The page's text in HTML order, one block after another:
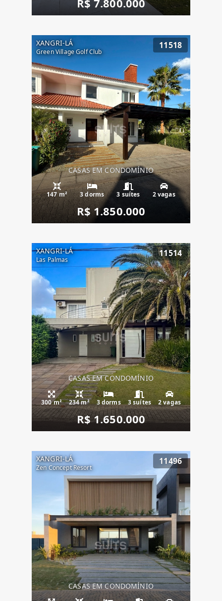
XANGRI-LÁ
Green Village Golf Club
11518
CASAS EM CONDOMÍNIO
147 m² 3 dorms 3 suítes 2 vagas
R$ 1.850.000
XANGRI-LÁ
Las Palmas
11514
CASAS EM CONDOMÍNIO
300 m² 234 m² 3 dorms 3 suítes 2 vagas
R$ 1.650.000
XANGRI-LÁ
Zen Concept Resort
11496
CASAS EM CONDOMÍNIO